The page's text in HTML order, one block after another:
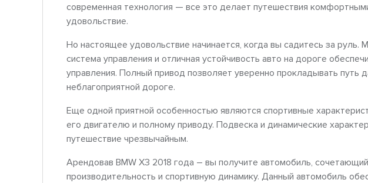
современная технология — все это делает путешествия
удовольствие.
Но настоящее удовольствие начинается, когда вы садитесь за руль.
система управления и отличная устойчивость авто на дороге
управления. Полный привод позволяет уверенно прокладывать путь
неблагоприятной дороге.
Еще одной приятной особенностью являются спортивные
его двигателю и полному приводу. Подвеска и динамические
путешествие чрезвычайным.
Арендовав BMW X3 2018 года – вы получите автомобиль,
производительность и спортивную динамику. Данный автомобиль